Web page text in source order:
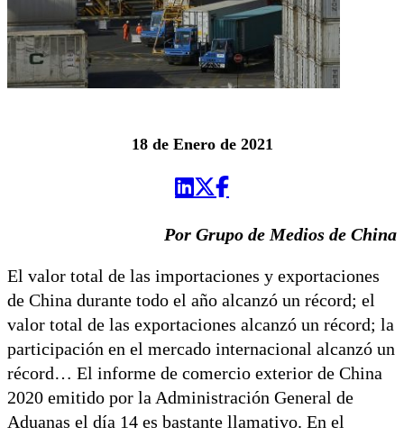
18 de Enero de 2021
Por Grupo de Medios de China
El valor total de las importaciones y exportaciones
de China durante todo el año alcanzó un récord; el
valor total de las exportaciones alcanzó un récord; la
participación en el mercado internacional alcanzó un
récord… El informe de comercio exterior de China
2020 emitido por la Administración General de
Aduanas el día 14 es bastante llamativo. En el